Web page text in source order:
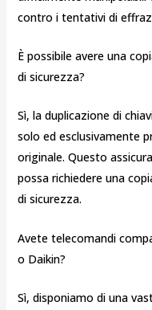
contro i tentativi di
È possibile avere una
di sicurezza?
Sì, la duplicazione di
solo ed esclusivamente
originale. Questo
possa richiedere una
di sicurezza.
Avete telecomandi
o Daikin?
Sì, disponiamo di una